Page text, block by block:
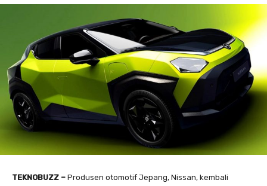
TEKNOBUZZ – Produsen otomotif Jepang, Nissan, kembali